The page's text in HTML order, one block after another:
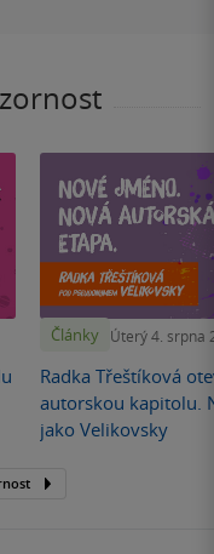
Články Úterý 4. srpna
Radka Třeštíková
autorskou kapitolu.
jako Velikovsky